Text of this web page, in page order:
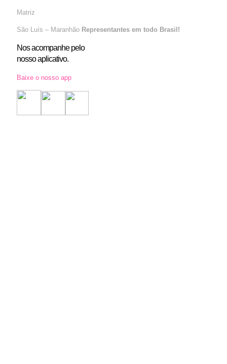
Matriz
São Luís – Maranhão Representantes em todo Brasil!
Nos acompanhe pelo
nosso aplicativo.
Baixe o nosso app